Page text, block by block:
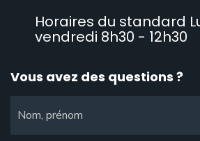
Horaires du standard
vendredi 8h30 - 12h30
Vous avez des questions ?
Nom, prénom